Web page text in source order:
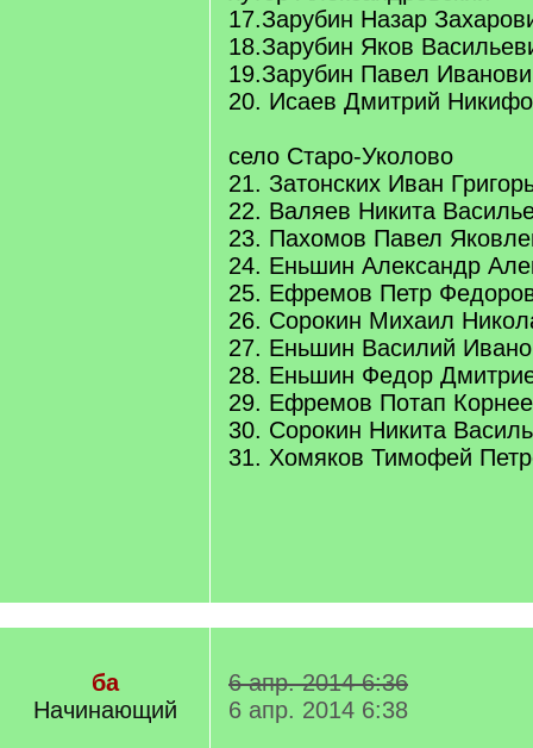
17.Зарубин Назар
18.Зарубин Яков
19.Зарубин Павел
20. Исаев Дмитрий
село Старо-Уколово
21. Затонских Иван
22. Валяев Никита
23. Пахомов Павел
24. Еньшин Александр
25. Ефремов Петр
26. Сорокин Михаил
27. Еньшин Василий
28. Еньшин Федор
29. Ефремов Потап
30. Сорокин Никита
31. Хомяков Тимофей
ба
Начинающий
6 апр. 2014 6:36
6 апр. 2014 6:38